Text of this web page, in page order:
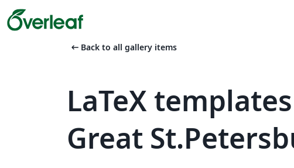
arrow_left_alt Back to all gallery items
LaTeX
Great